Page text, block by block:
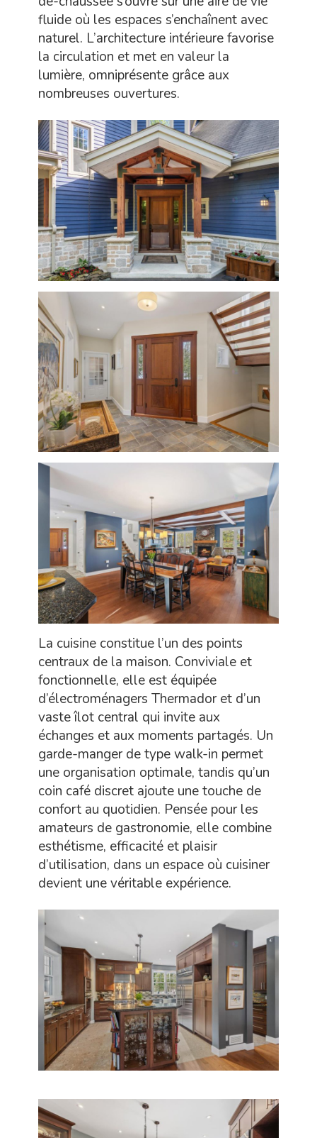
fluide où les espaces s’enchaînent avec
naturel. L’architecture intérieure favorise
la circulation et met en valeur la
lumière, omniprésente grâce aux
nombreuses ouvertures.
La cuisine constitue l’un des points
centraux de la maison. Conviviale et
fonctionnelle, elle est équipée
d’électroménagers Thermador et d’un
vaste îlot central qui invite aux
échanges et aux moments partagés. Un
garde-manger de type walk-in permet
une organisation optimale, tandis qu’un
coin café discret ajoute une touche de
confort au quotidien. Pensée pour les
amateurs de gastronomie, elle combine
esthétisme, efficacité et plaisir
d’utilisation, dans un espace où cuisiner
devient une véritable expérience.